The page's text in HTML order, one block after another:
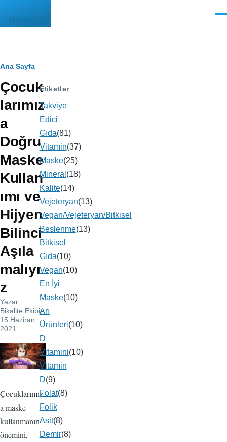
Bikalite
Sayfa
yolu
Ana Sayfa
Çocuk
larımız
a
Doğru
Maske
Kullan
ımı ve
Hijyen
Bilinci
Aşıla
malıyı
z
Yazar:
Bikalite Ekibi,
15 Haziran,
2021
Resim
Çocuklarımız
a maske
kullanmanın
önemini,
Etiketler
Takviye
Edici
Gıda(81)
Vitamin(37)
Maske(25)
Mineral (18)
Kalite(14)
Vejeteryan(13)
Vegan/Vejeteryan/Bitkisel
Beslenme(13)
Bitkisel
Gıda(10)
Vegan(10)
En İyi
Maske(10)
Arı
Ürünleri(10)
D
Vitamini(10)
Vitamin
D(9)
Folat(8)
Folik
Asit(8)
Demir(8)